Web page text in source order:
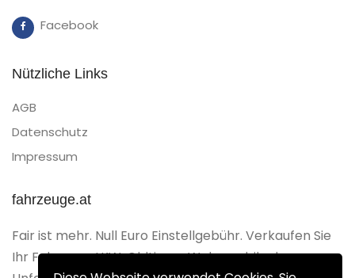
Facebook
Nützliche Links
AGB
Datenschutz
Impressum
fahrzeuge.at
Fair ist mehr. Null Euro Einstellgebühr. Verkaufen Sie
Ihr Fahrzeug, LKW, Oldtimer, Wohnmobil oder